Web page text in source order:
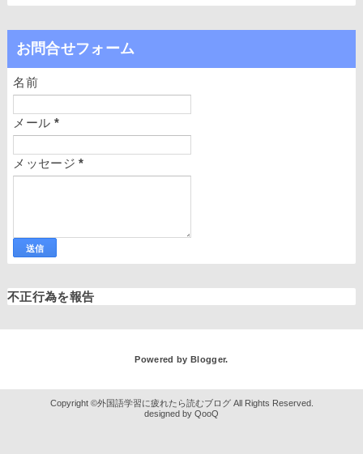
お問合せフォーム
名前
メール *
メッセージ*
不正行為を報告
Powered by Blogger.
外国語学習に疲れたら読むブログ
QooQ